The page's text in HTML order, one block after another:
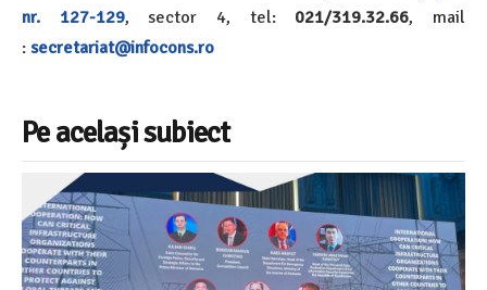
nr. 127-129, sector 4, tel: 021/319.32.66, mail
: secretariat@infocons.ro
Pe același subiect